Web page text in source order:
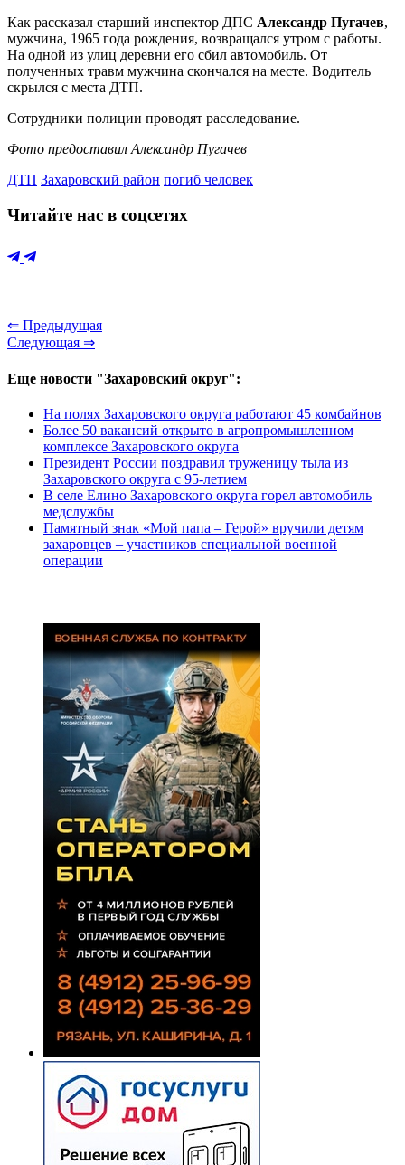
Как рассказал старший инспектор ДПС Александр Пугачев,
мужчина, 1965 года рождения, возвращался утром с работы.
На одной из улиц деревни его сбил автомобиль. От
полученных травм мужчина скончался на месте. Водитель
скрылся с места ДТП.
Сотрудники полиции проводят расследование.
Фото предоставил Александр Пугачев
ДТП Захаровский район погиб человек
Читайте нас в соцсетях
⇐ Предыдущая
Следующая ⇒
Еще новости "Захаровский округ":
На полях Захаровского округа работают 45 комбайнов
Более 50 вакансий открыто в агропромышленном
комплексе Захаровского округа
Президент России поздравил труженицу тыла из
Захаровского округа с 95-летием
В селе Елино Захаровского округа горел автомобиль
медслужбы
Памятный знак «Мой папа – Герой» вручили детям
захаровцев – участников специальной военной
операции